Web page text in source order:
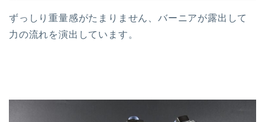
ずっしり重量感がたまりません、バーニアが露出して
力の流れを演出しています。